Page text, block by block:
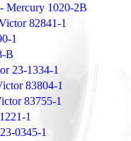
Mercury 1020-2B
82841-1
1
B
23-1334-1
83804-1
83755-1
1
0345-1